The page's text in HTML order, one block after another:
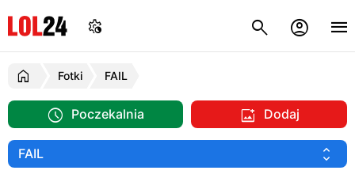
Fotki FAIL
Poczekalnia Dodaj